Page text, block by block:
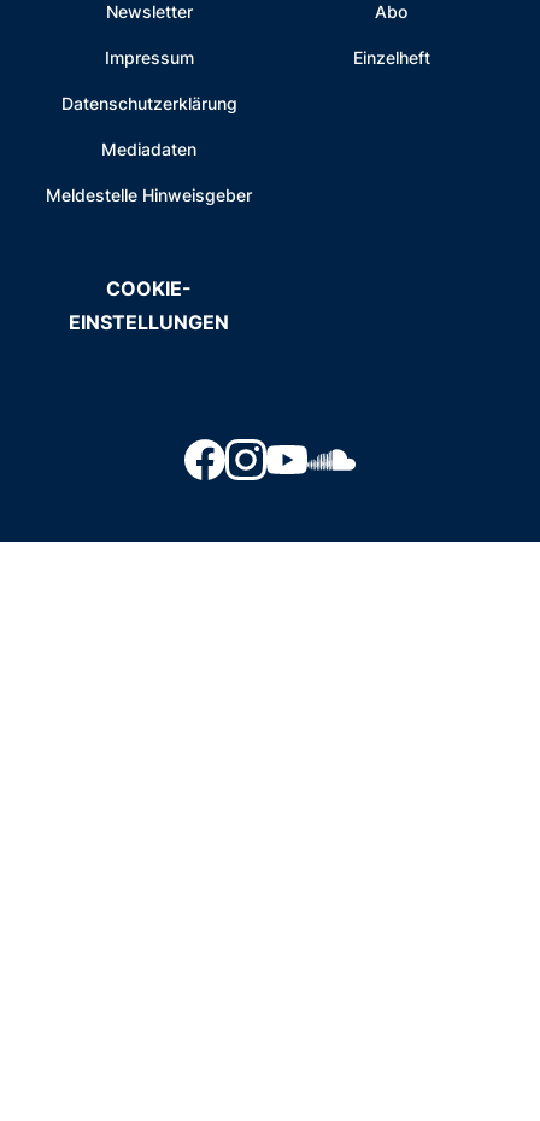
Newsletter
Impressum
Datenschutzerklärung
Mediadaten
Meldestelle Hinweisgeber
Abo
Einzelheft
COOKIE-
EINSTELLUNGEN